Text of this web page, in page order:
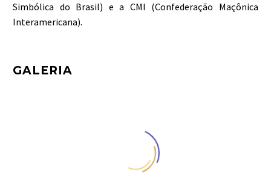
Simbólica do Brasil) e a CMI (Confederação Maçônica
Interamericana).
GALERIA